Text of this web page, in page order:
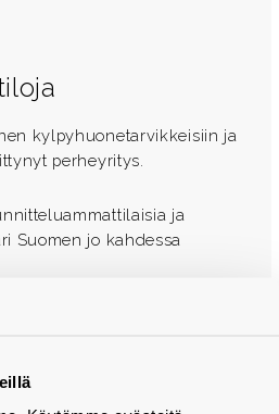
kylpyhuonetarvikkeisiin ja
perheyritys.
ja
Suomen jo kahdessa
mielellämme